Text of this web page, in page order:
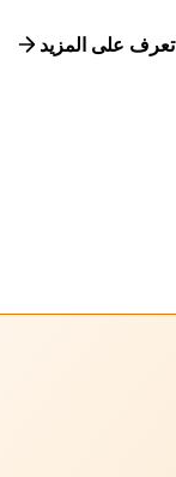
تعرف على المزيد